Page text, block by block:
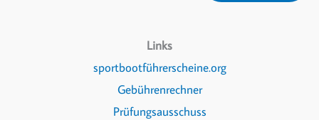
Links
sportbootführerscheine.org
Gebührenrechner
Prüfungsausschuss